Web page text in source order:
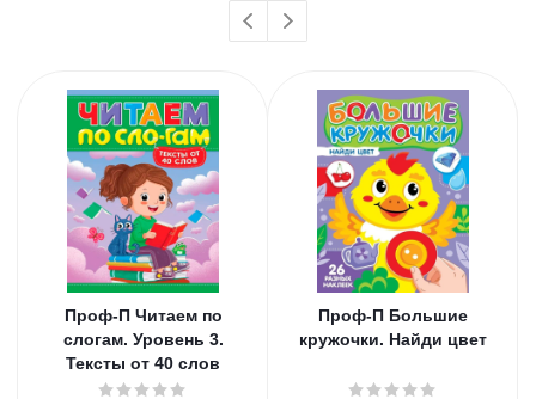
Проф-П Читаем по
слогам. Уровень 3.
Тексты от 40 слов
Проф-П Большие
кружочки. Найди цвет